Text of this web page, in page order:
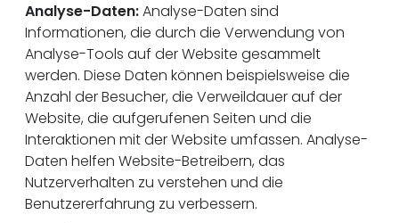
Analyse-Daten:Analyse-Daten sind
Informationen, die durch die Verwendung von
Analyse-Tools auf der Website gesammelt
werden. Diese Daten können beispielsweise die
Anzahl der Besucher, die Verweildauer auf der
Website, die aufgerufenen Seiten und die
Interaktionen mit der Website umfassen. Analyse-
Daten helfen Website-Betreibern, das
Nutzerverhalten zu verstehen und die
Benutzererfahrung zu verbessern.